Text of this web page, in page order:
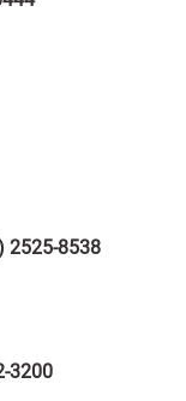
2525-8538
3200